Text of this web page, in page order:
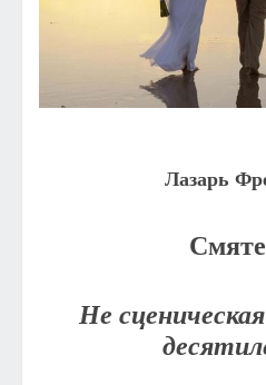
Лазарь
Не